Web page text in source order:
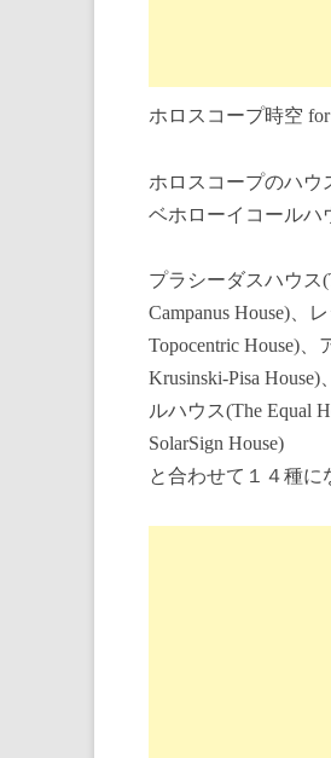
ホロスコープ時空
ホロスコープのハウ
ベホローイコールハ
プラシーダスハウス
Campanus House)、
Topocentric House)
Krusinski-Pisa
ルハウス(The Equal
SolarSign House)
と合わせて１４種に